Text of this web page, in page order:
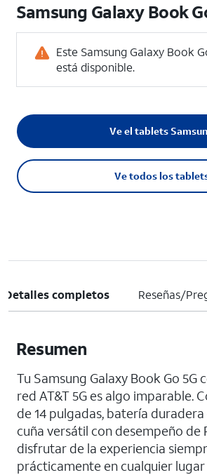
Samsung Galaxy Book
Este Samsung Galaxy Book
está disponible.
Ve todos los
Ve el tablets
Detalles completos Reseñas/
Resumen
Tu Samsung Galaxy Book Go 5G
red AT&T 5G es algo imparable.
de 14 pulgadas, batería
cuña versátil con desempeño de
disfrutar de la experiencia
prácticamente en cualquier lugar